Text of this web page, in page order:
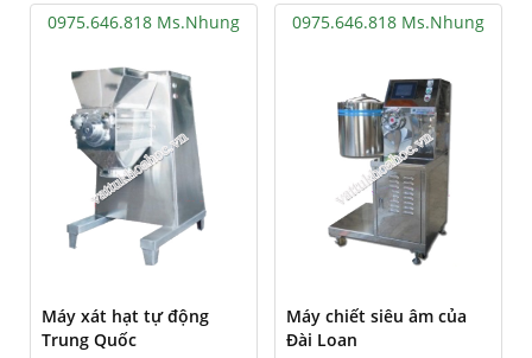
0975.646.818 Ms.Nhung
Máy xát hạt tự động
Trung Quốc
0975.646.818 Ms.Nhung
Máy chiết siêu âm của
Đài Loan